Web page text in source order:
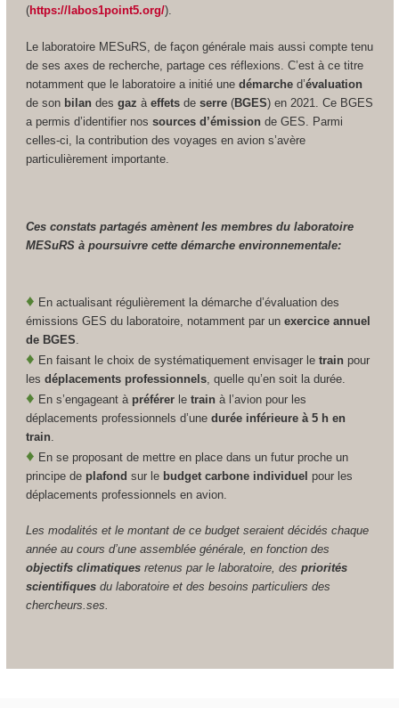
(https://labos1point5.org/).
Le laboratoire MESuRS, de façon générale mais aussi compte tenu
de ses axes de recherche, partage ces réflexions. C’est à ce titre
notamment que le laboratoire a initié une démarche d’évaluation
de son bilan des gaz à effets de serre (BGES) en 2021. Ce BGES
a permis d’identifier nos sources d’émission de GES. Parmi
celles-ci, la contribution des voyages en avion s’avère
particulièrement importante.
Ces constats partagés amènent les membres du laboratoire
MESuRS à poursuivre cette démarche environnementale:
♦ En actualisant régulièrement la démarche d’évaluation des
émissions GES du laboratoire, notamment par un exercice annuel
de BGES
♦ En faisant le choix de systématiquement envisager le train pour
les déplacements professionnels, quelle qu’en soit la durée.
♦ En s’engageant à préférer le train à l’avion pour les
déplacements professionnels d’une durée inférieure à 5 h en
train
♦ En se proposant de mettre en place dans un futur proche un
principe de plafond sur le budget carbone individuel pour les
déplacements professionnels en avion.
Les modalités et le montant de ce budget seraient décidés chaque
année au cours d’une assemblée générale, en fonction des
objectifs climatiquesretenus par le laboratoire, des priorités
scientifiquesdu laboratoire et des besoins particuliers des
chercheurs.ses.